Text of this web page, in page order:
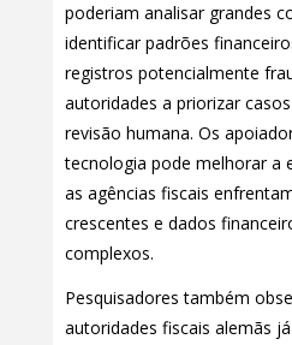
poderiam analisar grandes
identificar padrões
registros potencialmente
autoridades a priorizar
revisão humana. Os
tecnologia pode melhorar a
as agências fiscais
crescentes e dados
complexos.
Pesquisadores também
autoridades fiscais alemãs